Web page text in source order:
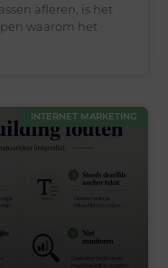
afleren, is het
waarom het
INTERNET MARKETING